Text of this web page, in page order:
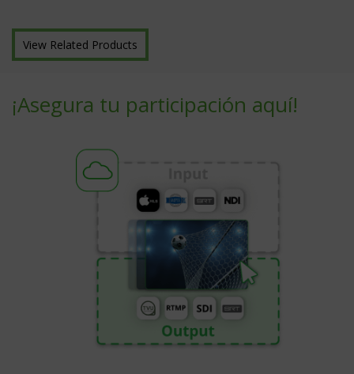
View Related Products
¡Asegura tu participación aquí!